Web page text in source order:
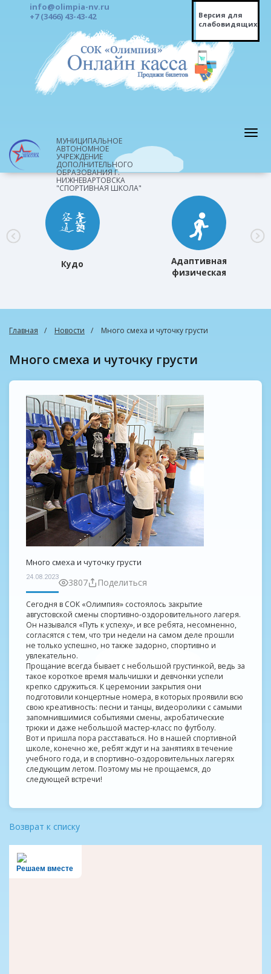
info@olimpia-nv.ru
+7 (3466) 43-43-42
Версия для
слабовидящих
МУНИЦИПАЛЬНОЕ
АВТОНОМНОЕ
УЧРЕЖДЕНИЕ
ДОПОЛНИТЕЛЬНОГО
ОБРАЗОВАНИЯ Г.
НИЖНЕВАРТОВСКА
"СПОРТИВНАЯ ШКОЛА"
Кудо
Адаптивная
физическая
Главная Новости Много смеха и чуточку грусти
Много смеха и чуточку грусти
Много смеха и чуточку грусти
24.08.2023 3807 Поделиться
Сегодня в СОК «Олимпия» состоялось закрытие
августовской смены спортивно-оздоровительного лагеря.
Он назывался «Путь к успеху», и все ребята, несомненно,
согласятся с тем, что три недели на самом деле прошли
не только успешно, но также задорно, спортивно и
увлекательно.
Прощание всегда бывает с небольшой грустинкой, ведь за
такое короткое время мальчишки и девчонки успели
крепко сдружиться. К церемонии закрытия они
подготовили концертные номера, в которых проявили всю
свою креативность: песни и танцы, видеоролики с самыми
запомнившимися событиями смены, акробатические
трюки и даже небольшой мастер-класс по футболу.
Вот и пришла пора расставаться. Но в нашей спортивной
школе, конечно же, ребят ждут и на занятиях в течение
учебного года, и в спортивно-оздоровительных лагерях
следующим летом. Поэтому мы не прощаемся, до
следующей встречи!
Возврат к списку
Решаем вместе